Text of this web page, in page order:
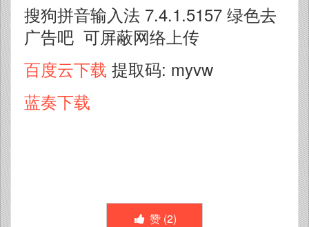
搜狗拼音输入法 7.4.1.5157 绿色去
广告吧 可屏蔽网络上传
百度云下载 提取码: myvw
蓝奏下载
赞 (2)